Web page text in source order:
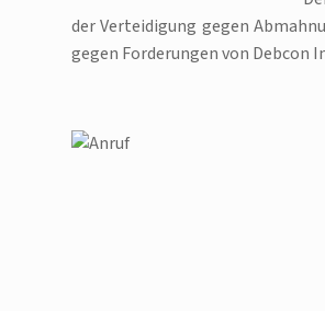
der Verteidigung gegen
gegen Forderungen von Debcon